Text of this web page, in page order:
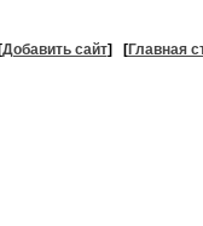
[Добавить сайт] [Главная